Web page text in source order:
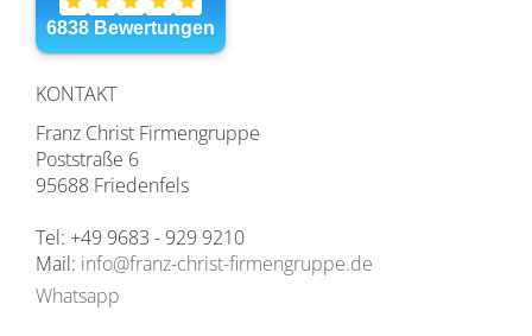
KONTAKT
Franz Christ Firmengruppe
Poststraße 6
95688 Friedenfels
Tel: +49 9683 - 929 9210
Mail: info@franz-christ-firmengruppe.de
Whatsapp